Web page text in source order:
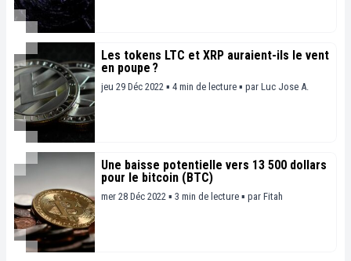
Les tokens LTC et XRP auraient-ils le vent
en poupe ?
jeu 29 Déc 2022 ▪ 4 min de lecture ▪ par Luc Jose A.
Une baisse potentielle vers 13 500 dollars
pour le bitcoin (BTC)
mer 28 Déc 2022 ▪ 3 min de lecture ▪ par Fitah